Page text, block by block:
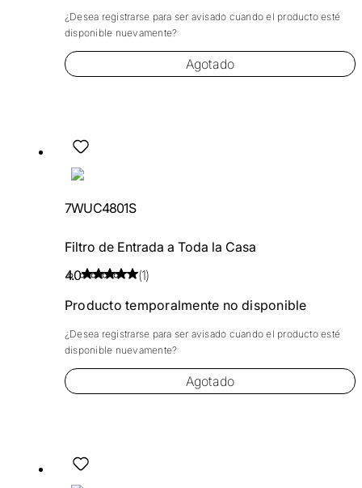
¿Desea registrarse para ser avisado cuando el producto esté
disponible nuevamente?
Agotado
7WUC4801S
Filtro de Entrada a Toda la Casa
4.0
(1)
Producto temporalmente no disponible
¿Desea registrarse para ser avisado cuando el producto esté
disponible nuevamente?
Agotado